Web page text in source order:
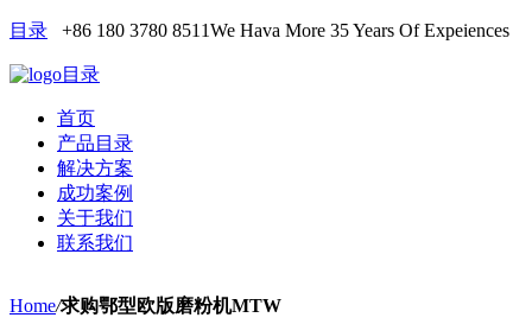
目录 +86 180 3780 8511We Hava More 35 Years Of Expeiences
目录
首页
产品目录
解决方案
成功案例
关于我们
联系我们
Home/求购鄂型欧版磨粉机MTW